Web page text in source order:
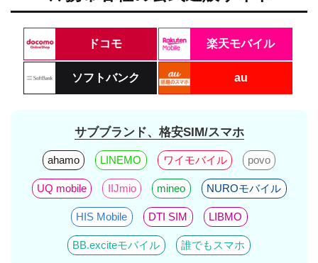
ドコモ 楽天モバイル
ソフトバンク au
サブブランド、格安SIM/スマホ
ahamo LINEMO ワイモバイル povo
UQ mobile IIJmio mineo NUROモバイル
HIS Mobile DTI SIM LIBMO
BB.exciteモバイル 誰でもスマホ